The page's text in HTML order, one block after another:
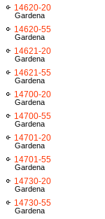
14620-20
Gardena
14620-55
Gardena
14621-20
Gardena
14621-55
Gardena
14700-20
Gardena
14700-55
Gardena
14701-20
Gardena
14701-55
Gardena
14730-20
Gardena
14730-55
Gardena